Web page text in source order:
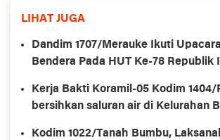
LIHAT JUGA
Dandim 1707/Merauke Ikuti
Bendera Pada HUT Ke-78 Republik
Kerja Bakti Koramil-05 Kodim 1404/
bersihkan saluran air di Kelurahan
Kodim 1022/Tanah Bumbu,